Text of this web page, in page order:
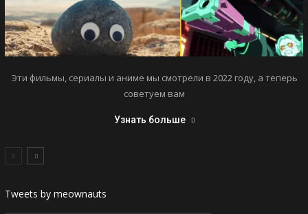
Эти фильмы, сериалы и аниме мы смотрели в 2022 году, а теперь
советуем вам
Узнать больше
Tweets by meownauts